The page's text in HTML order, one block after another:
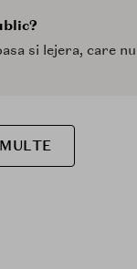
si lejera, care